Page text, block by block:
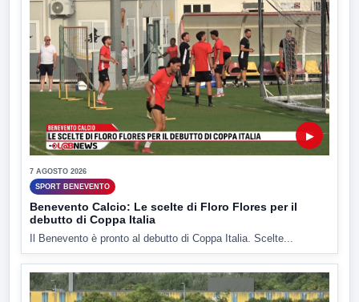
▶
7 AGOSTO 2026
SPORT BENEVENTO
Benevento Calcio: Le scelte di Floro Flores per il
debutto di Coppa Italia
Il Benevento è pronto al debutto di Coppa Italia. Scelte...